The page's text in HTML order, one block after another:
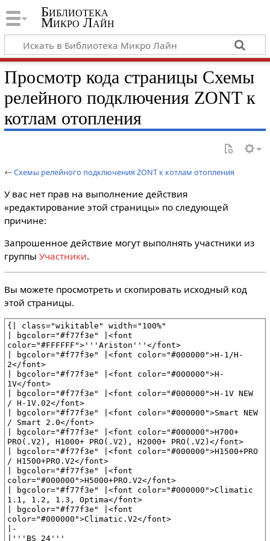
Библиотека
Микро Лайн
Просмотр кода страницы Схемы
релейного подключения ZONT к
котлам отопления
←Схемы релейного подключения ZONT к котлам отопления
У вас нет прав на выполнение действия
«редактирование этой страницы» по следующей
причине:
Запрошенное действие могут выполнять участники из
группы Участники.
Вы можете просмотреть и скопировать исходный код
этой страницы.